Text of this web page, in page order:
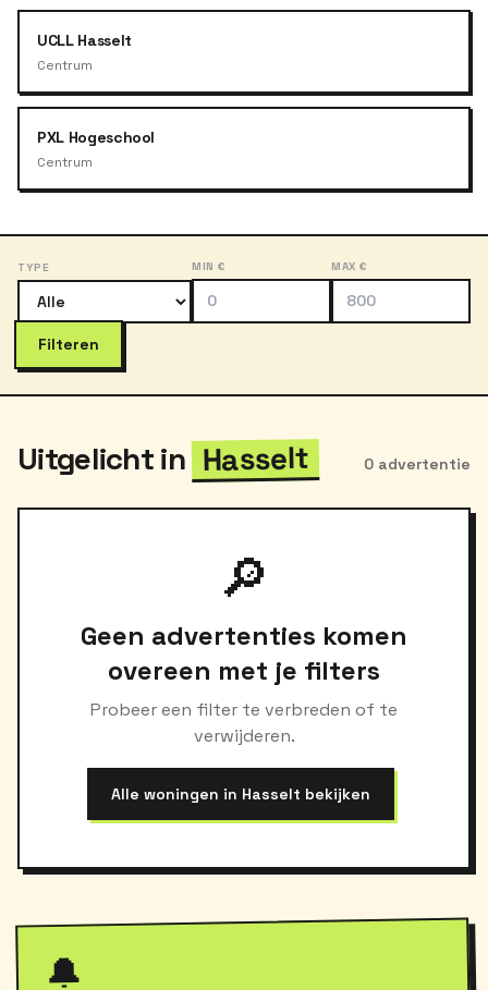
UCLL Hasselt
Centrum
PXL Hogeschool
Centrum
TYPE MIN € MAX €
Filteren
Uitgelicht in Hasselt 0 advertentie
🔎
Geen advertenties komen
overeen met je filters
Probeer een filter te verbreden of te
verwijderen.
Alle woningen in Hasselt bekijken
🔔